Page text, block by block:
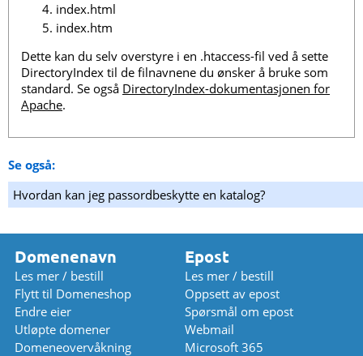
index.html
index.htm
Dette kan du selv overstyre i en .htaccess-fil ved å sette
DirectoryIndex til de filnavnene du ønsker å bruke som
standard. Se også DirectoryIndex-dokumentasjonen for
Apache.
Se også:
Hvordan kan jeg passordbeskytte en katalog?
Domenenavn
Les mer / bestill
Flytt til Domeneshop
Endre eier
Utløpte domener
Domeneovervåkning
Epost
Les mer / bestill
Oppsett av epost
Spørsmål om epost
Webmail
Microsoft 365